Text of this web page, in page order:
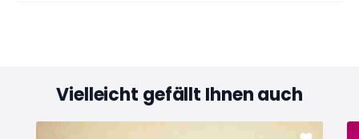
Vielleicht gefällt Ihnen auch